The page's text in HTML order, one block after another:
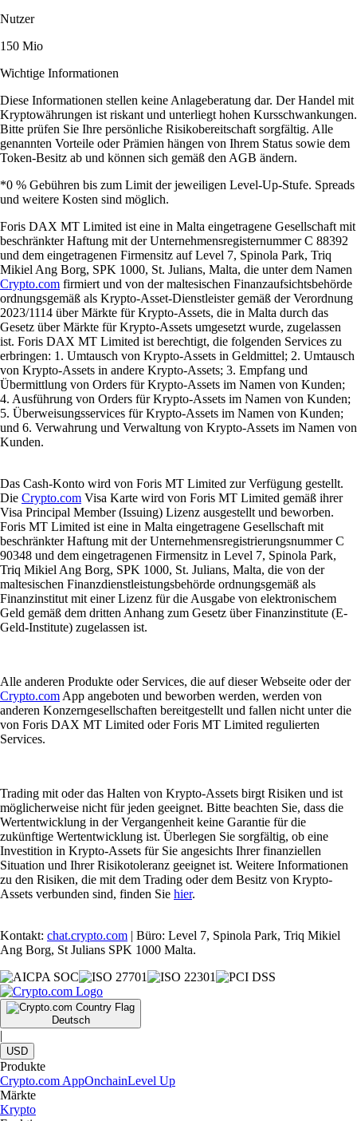
Nutzer
150 Mio
Wichtige Informationen
Diese Informationen stellen keine Anlageberatung dar. Der Handel mit
Kryptowährungen ist riskant und unterliegt hohen Kursschwankungen.
Bitte prüfen Sie Ihre persönliche Risikobereitschaft sorgfältig. Alle
genannten Vorteile oder Prämien hängen von Ihrem Status sowie dem
Token-Besitz ab und können sich gemäß den AGB ändern.
*0 % Gebühren bis zum Limit der jeweiligen Level-Up-Stufe. Spreads
und weitere Kosten sind möglich.
Foris DAX MT Limited ist eine in Malta eingetragene Gesellschaft mit
beschränkter Haftung mit der Unternehmensregisternummer C 88392
und dem eingetragenen Firmensitz auf Level 7, Spinola Park, Triq
Mikiel Ang Borg, SPK 1000, St. Julians, Malta, die unter dem Namen
Crypto.com firmiert und von der maltesischen Finanzaufsichtsbehörde
ordnungsgemäß als Krypto-Asset-Dienstleister gemäß der Verordnung
2023/1114 über Märkte für Krypto-Assets, die in Malta durch das
Gesetz über Märkte für Krypto-Assets umgesetzt wurde, zugelassen
ist. Foris DAX MT Limited ist berechtigt, die folgenden Services zu
erbringen: 1. Umtausch von Krypto-Assets in Geldmittel; 2. Umtausch
von Krypto-Assets in andere Krypto-Assets; 3. Empfang und
Übermittlung von Orders für Krypto-Assets im Namen von Kunden;
4. Ausführung von Orders für Krypto-Assets im Namen von Kunden;
5. Überweisungsservices für Krypto-Assets im Namen von Kunden;
und 6. Verwahrung und Verwaltung von Krypto-Assets im Namen von
Kunden.
Das Cash-Konto wird von Foris MT Limited zur Verfügung gestellt.
Die Crypto.com Visa Karte wird von Foris MT Limited gemäß ihrer
Visa Principal Member (Issuing) Lizenz ausgestellt und beworben.
Foris MT Limited ist eine in Malta eingetragene Gesellschaft mit
beschränkter Haftung mit der Unternehmensregistrierungsnummer C
90348 und dem eingetragenen Firmensitz in Level 7, Spinola Park,
Triq Mikiel Ang Borg, SPK 1000, St. Julians, Malta, die von der
maltesischen Finanzdienstleistungsbehörde ordnungsgemäß als
Finanzinstitut mit einer Lizenz für die Ausgabe von elektronischem
Geld gemäß dem dritten Anhang zum Gesetz über Finanzinstitute (E-
Geld-Institute) zugelassen ist.
Alle anderen Produkte oder Services, die auf dieser Webseite oder der
Crypto.com App angeboten und beworben werden, werden von
anderen Konzerngesellschaften bereitgestellt und fallen nicht unter die
von Foris DAX MT Limited oder Foris MT Limited regulierten
Services.
Trading mit oder das Halten von Krypto-Assets birgt Risiken und ist
möglicherweise nicht für jeden geeignet. Bitte beachten Sie, dass die
Wertentwicklung in der Vergangenheit keine Garantie für die
zukünftige Wertentwicklung ist. Überlegen Sie sorgfältig, ob eine
Investition in Krypto-Assets für Sie angesichts Ihrer finanziellen
Situation und Ihrer Risikotoleranz geeignet ist. Weitere Informationen
zu den Risiken, die mit dem Trading oder dem Besitz von Krypto-
Assets verbunden sind, finden Sie hier.
Kontakt: chat.crypto.com | Büro: Level 7, Spinola Park, Triq Mikiel
Ang Borg, St Julians SPK 1000 Malta.
Deutsch
|
USD
Produkte
Crypto.com AppOnchainLevel Up
Märkte
Krypto